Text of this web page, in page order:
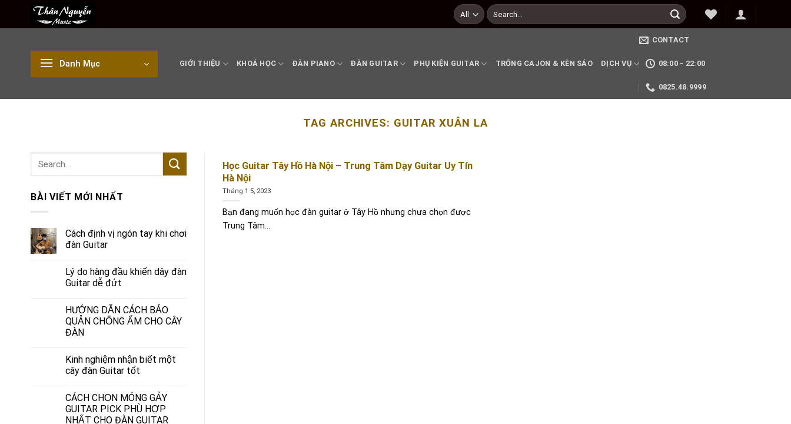
Search
for:
Danh Mục GIỚI THIỆU KHOÁ HỌC ĐÀN PIANO ĐÀN GUITAR PHỤ KIỆN GUITAR TRỐNG CAJON & KÈN SÁO DỊCH VỤ
CONTACT
08:00 - 22:00
0825.48.9999
TAG ARCHIVES: GUITAR XUÂN LA
BÀI VIẾT MỚI NHẤT
Cách định vị ngón tay khi chơi
đàn Guitar
Lý do hàng đầu khiến dây đàn
Guitar dễ đứt
HƯỚNG DẪN CÁCH BẢO
QUẢN CHỐNG ẨM CHO CÂY
ĐÀN
Kinh nghiệm nhận biết một
cây đàn Guitar tốt
CÁCH CHỌN MÓNG GẢY
GUITAR PICK PHÙ HỢP
NHẤT CHO ĐÀN GUITAR
Học Guitar Tây Hồ Hà Nội – Trung Tâm Dạy Guitar Uy Tín
Hà Nội
Tháng 1 5, 2023
Bạn đang muốn học đàn guitar ở Tây Hồ nhưng chưa chọn được
Trung Tâm...